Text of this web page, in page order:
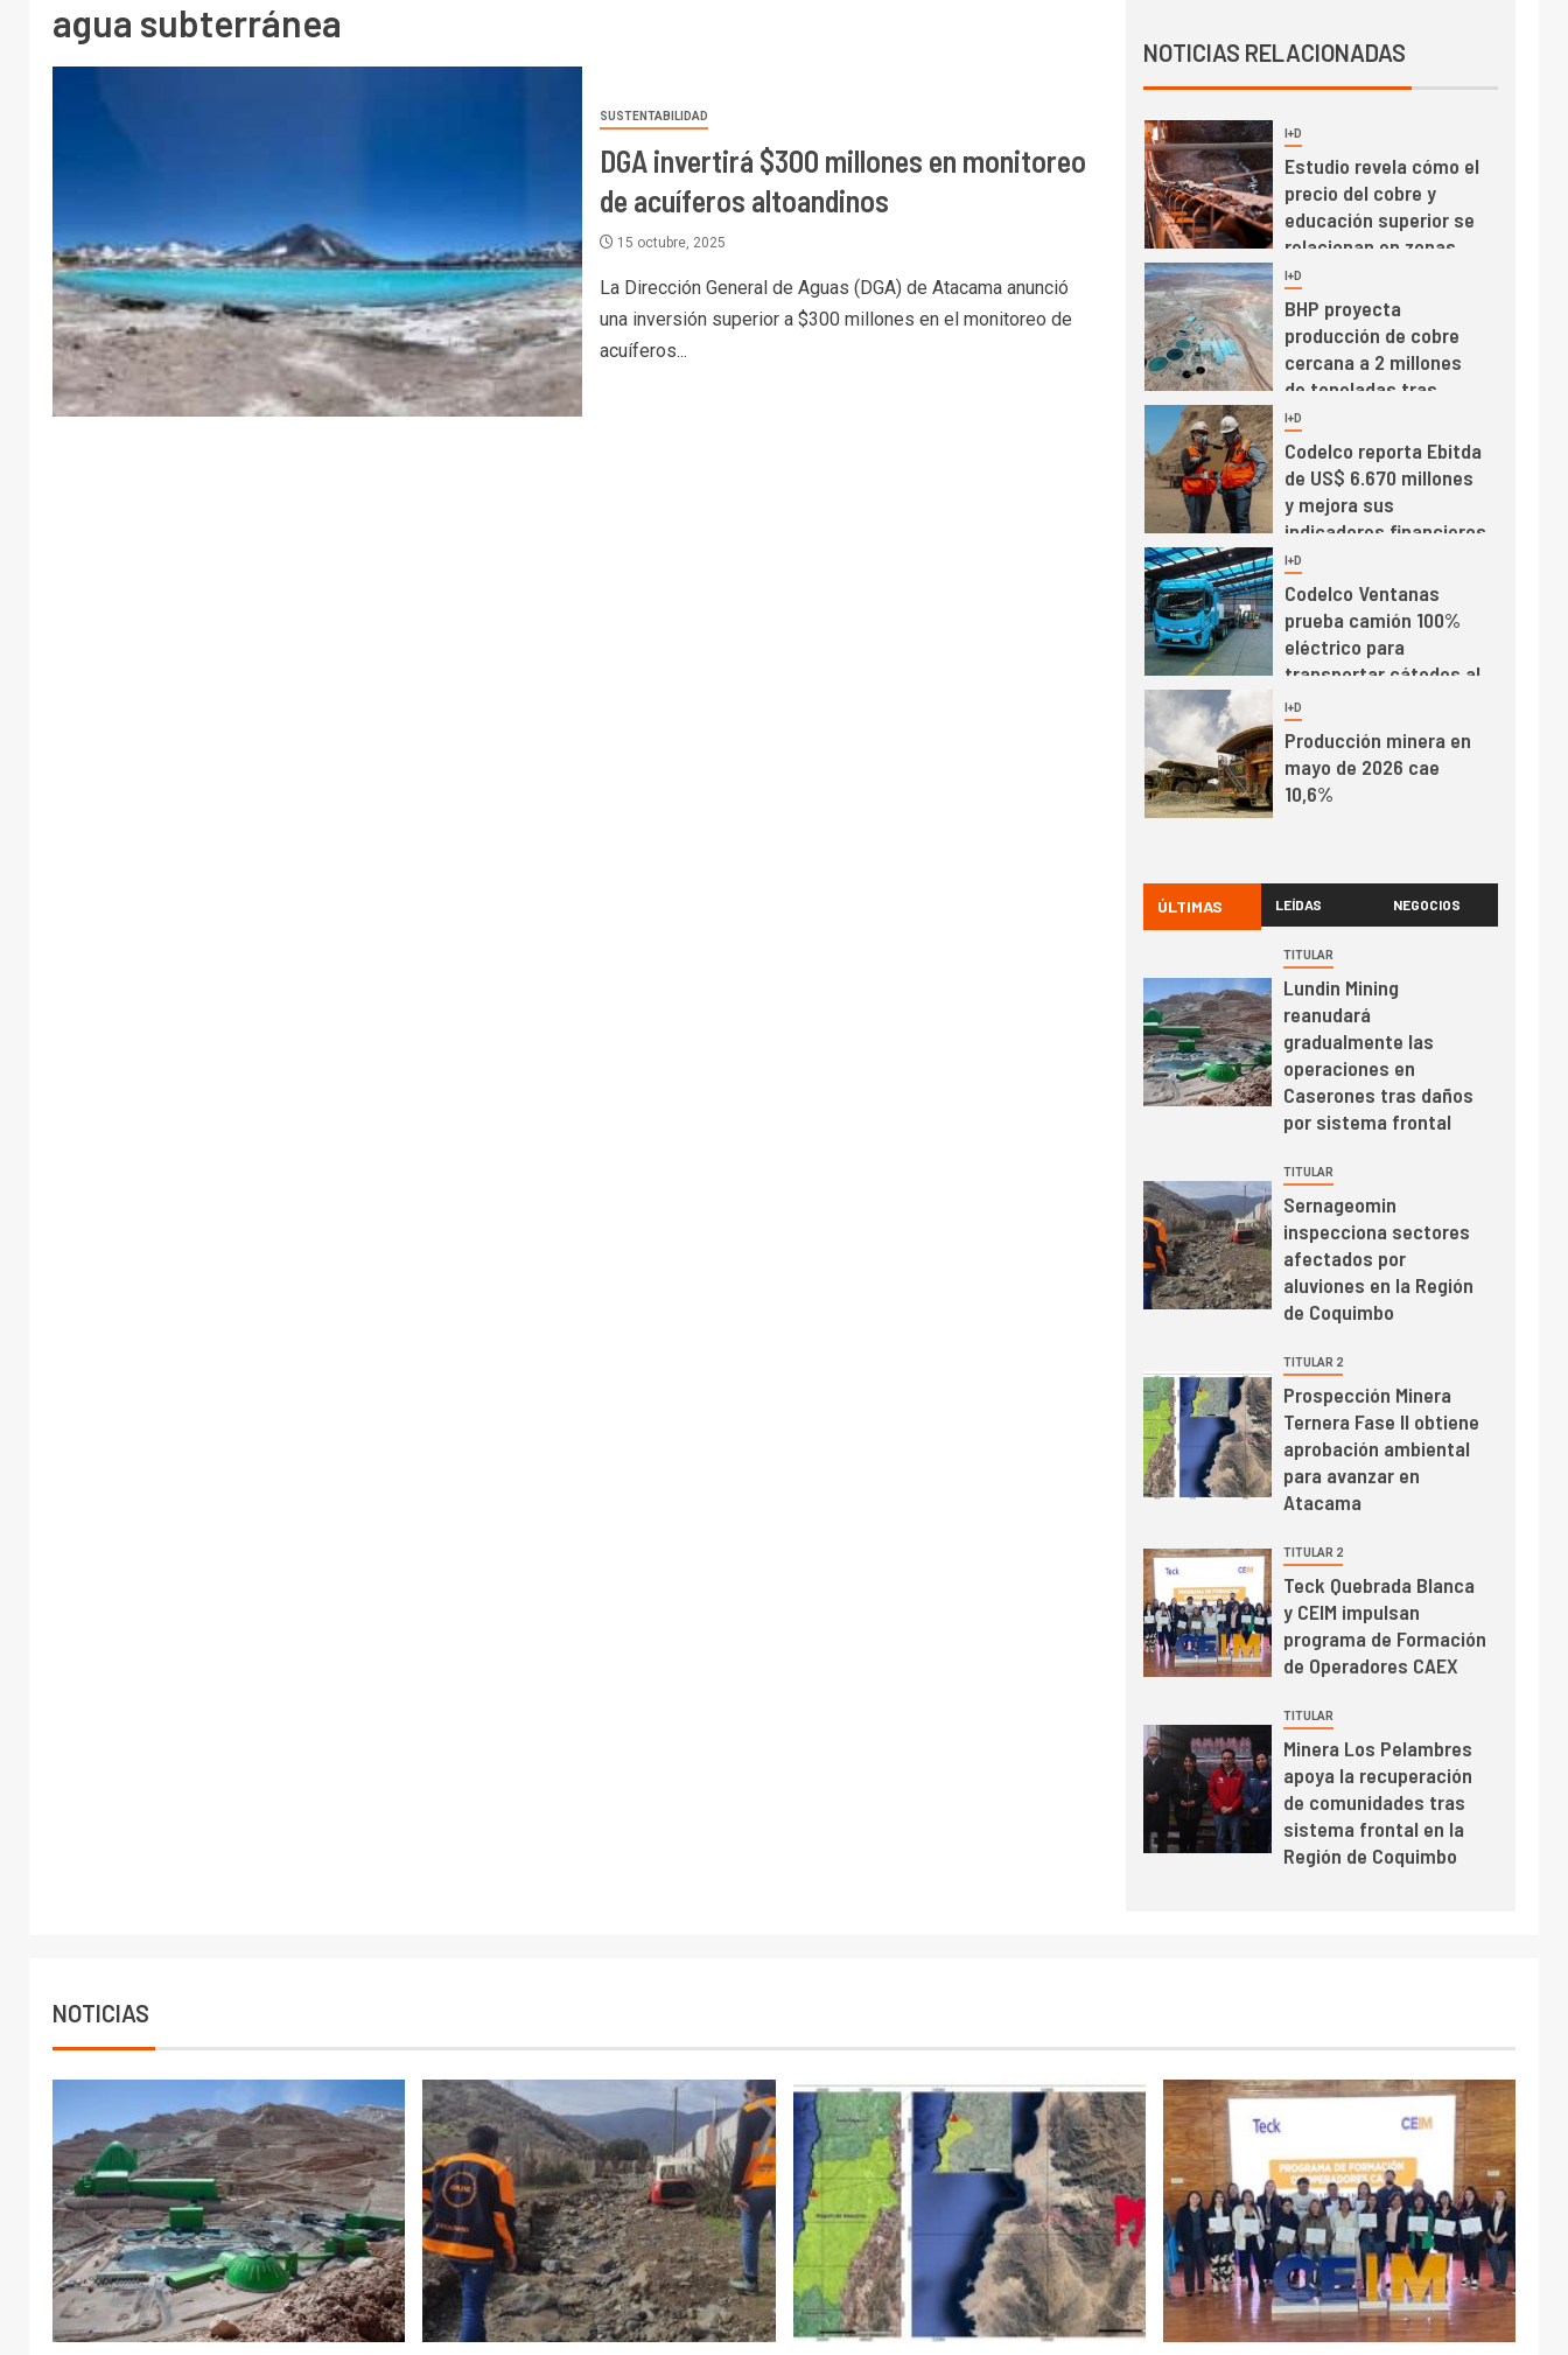
agua subterránea
SUSTENTABILIDAD
DGA invertirá $300 millones en monitoreo
de acuíferos altoandinos
15 octubre, 2025
La Dirección General de Aguas (DGA) de Atacama anunció
una inversión superior a $300 millones en el monitoreo de
acuíferos...
NOTICIAS RELACIONADAS
Cochilco: precio del
de concentrados
5 I+D
Estudio revela cómo el
precio del cobre y
educación superior se
relacionan en zonas
mineras
6 I+D
BHP proyecta
producción de cobre
cercana a 2 millones
de toneladas tras
récord en Escondida
I+D
Codelco reporta Ebitda
de US$ 6.670 millones
y mejora sus
indicadores financieros
1 I+D
Codelco Ventanas
prueba camión 100%
eléctrico para
transportar cátodos al
Puerto de San Antonio
I+D
Producción minera en
mayo de 2026 cae
10,6%
PIB minero impacta el
crecimiento regional:
Banco Central reporta
resultados dispares en
el primer trimestre
4 I+D
Informe bimensual de
Cochilco: precio del
cobre alcanza
máximos por escasez
de concentrados
I+D
Estudio revela cómo el
precio del cobre y
educación superior se
relacionan en zonas
mineras
6
BHP proyecta
producción de cobre
cercana a 2 millones
de toneladas tras
récord en Escondida
7 I+D
Codelco reporta Ebitda
de US$ 6.670 millones
y mejora sus
ÚLTIMAS LEÍDAS NEGOCIOS
TITULAR
Lundin Mining
reanudará
gradualmente las
operaciones en
Caserones tras daños
por sistema frontal
TITULAR
Sernageomin
inspecciona sectores
afectados por
aluviones en la Región
de Coquimbo
TITULAR 2
Prospección Minera
Ternera Fase II obtiene
aprobación ambiental
para avanzar en
Atacama
TITULAR 2
Teck Quebrada Blanca
y CEIM impulsan
programa de Formación
de Operadores CAEX
TITULAR
Minera Los Pelambres
apoya la recuperación
de comunidades tras
sistema frontal en la
Región de Coquimbo
NOTICIAS